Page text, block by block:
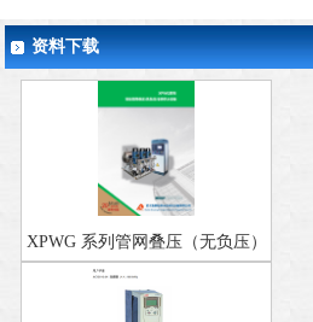
资料下载
XPWG 系列管网叠压（无负压）
变频供水设备选型手册｜下载说
明